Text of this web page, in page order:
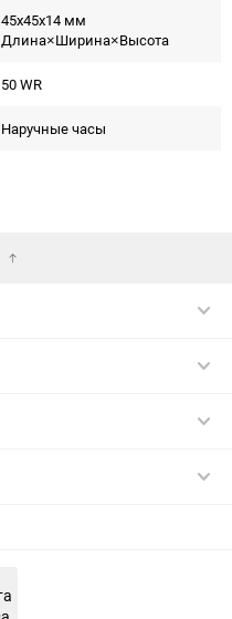
45x45x14 мм
Длина×Ширина×Высота
50 WR
Наручные часы